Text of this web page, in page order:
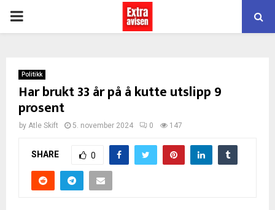
PRIMARY
Politikk
Har brukt 33 år på å kutte utslipp 9
prosent
by Atle Skift 5. november 2024 0 147
SHARE 0